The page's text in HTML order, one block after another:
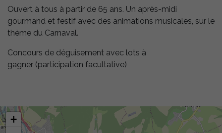
Ouvert à tous à partir de 65 ans. Un après-midi
gourmand et festif avec des animations musicales, sur le
thème du Carnaval.
Concours de déguisement avec lots à
gagner (participation facultative)
+